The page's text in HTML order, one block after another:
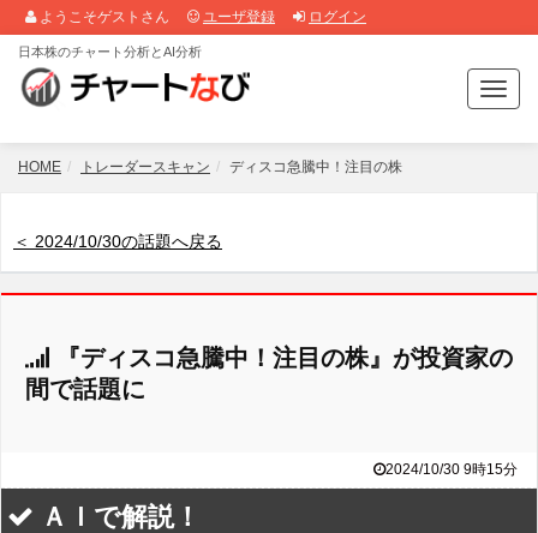
ようこそゲストさん ユーザ登録 ログイン
T
o
g
a
日本株のチャート分析とAI分析
HOME トレーダースキャン ディスコ急騰中！注目の株
＜ 2024/10/30の話題へ戻る
『ディスコ急騰中！注目の株』が投資家の
間で話題に
2024/10/30 9時15分
ＡＩで解説！